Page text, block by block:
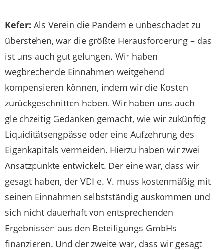
Kefer: Als Verein die Pandemie unbeschadet zu
überstehen, war die größte Herausforderung – das
ist uns auch gut gelungen. Wir haben
wegbrechende Einnahmen weitgehend
kompensieren können, indem wir die Kosten
zurückgeschnitten haben. Wir haben uns auch
gleichzeitig Gedanken gemacht, wie wir zukünftig
Liquiditätsengpässe oder eine Aufzehrung des
Eigenkapitals vermeiden. Hierzu haben wir zwei
Ansatzpunkte entwickelt. Der eine war, dass wir
gesagt haben, der VDI e. V. muss kostenmäßig mit
seinen Einnahmen selbstständig auskommen und
sich nicht dauerhaft von entsprechenden
Ergebnissen aus den Beteiligungs-GmbHs
finanzieren. Und der zweite war, dass wir gesagt